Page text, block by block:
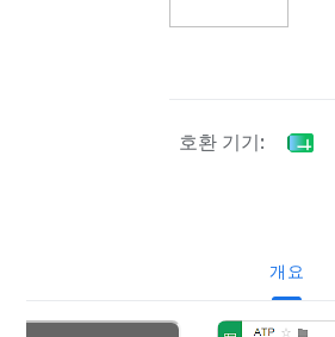
호환 기기:
개요